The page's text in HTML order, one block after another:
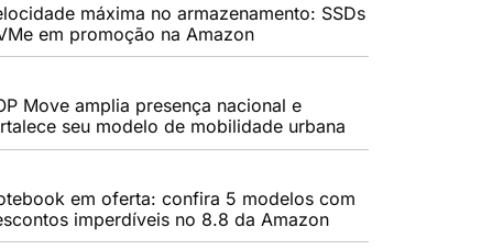
máxima no armazenamento: SSDs
em promoção na Amazon
Move amplia presença nacional e
seu modelo de mobilidade urbana
em oferta: confira 5 modelos com
imperdíveis no 8.8 da Amazon